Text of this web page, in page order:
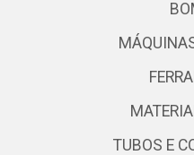
TUBOS E